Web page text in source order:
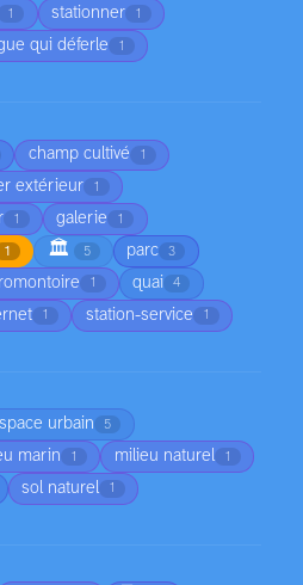
1 stationner 1
qui déferle 1
champ cultivé 1
extérieur 1
1 galerie 1
1 🏛️ 5 parc 3
1 quai 4
1 station-service 1
urbain 5
marin 1 milieu naturel 1
sol naturel 1